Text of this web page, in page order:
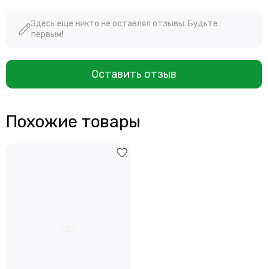
Здесь еще никто не оставлял отзывы. Будьте
первым!
Оставить отзыв
Похожие товары